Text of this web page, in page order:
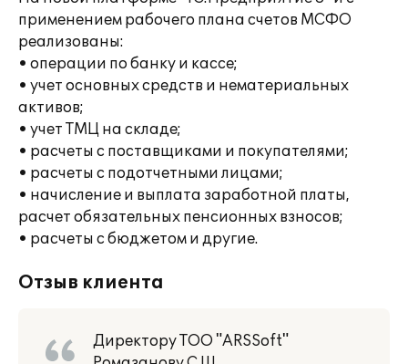
применением рабочего плана счетов МСФО
реализованы:
• операции по банку и кассе;
• учет основных средств и нематериальных
активов;
• учет ТМЦ на складе;
• расчеты с поставщиками и покупателями;
• расчеты с подотчетными лицами;
• начисление и выплата заработной платы,
расчет обязательных пенсионных взносов;
• расчеты с бюджетом и другие.
Отзыв клиента
Директору ТОО "ARSSoft"